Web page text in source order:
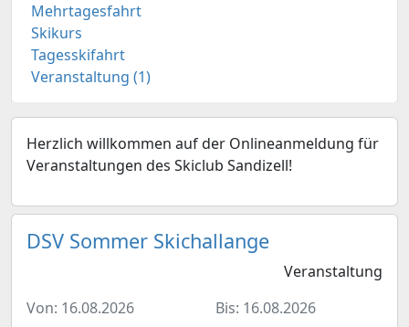
Mehrtagesfahrt
Skikurs
Tagesskifahrt
Veranstaltung (1)
Herzlich willkommen auf der Onlineanmeldung für
Veranstaltungen des Skiclub Sandizell!
DSV Sommer Skichallange
Veranstaltung
Von: 16.08.2026
Bis: 16.08.2026